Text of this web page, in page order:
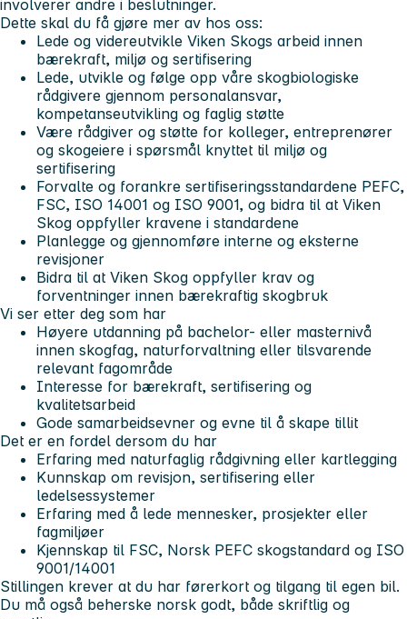
involverer andre i beslutninger.
Dette skal du få gjøre mer av hos oss:
Lede og videreutvikle Viken Skogs arbeid innen
bærekraft, miljø og sertifisering
Lede, utvikle og følge opp våre skogbiologiske
rådgivere gjennom personalansvar,
kompetanseutvikling og faglig støtte
Være rådgiver og støtte for kolleger, entreprenører
og skogeiere i spørsmål knyttet til miljø og
sertifisering
Forvalte og forankre sertifiseringsstandardene PEFC,
FSC, ISO 14001 og ISO 9001, og bidra til at Viken
Skog oppfyller kravene i standardene
Planlegge og gjennomføre interne og eksterne
revisjoner
Bidra til at Viken Skog oppfyller krav og
forventninger innen bærekraftig skogbruk
Vi ser etter deg som har
Høyere utdanning på bachelor- eller masternivå
innen skogfag, naturforvaltning eller tilsvarende
relevant fagområde
Interesse for bærekraft, sertifisering og
kvalitetsarbeid
Gode samarbeidsevner og evne til å skape tillit
Det er en fordel dersom du har
Erfaring med naturfaglig rådgivning eller kartlegging
Kunnskap om revisjon, sertifisering eller
ledelsessystemer
Erfaring med å lede mennesker, prosjekter eller
fagmiljøer
Kjennskap til FSC, Norsk PEFC skogstandard og ISO
9001/14001
Stillingen krever at du har førerkort og tilgang til egen bil.
Du må også beherske norsk godt, både skriftlig og